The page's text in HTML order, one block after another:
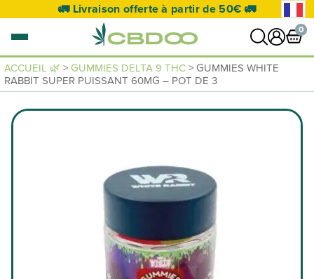
🚛 Livraison offerte à partir de 50€ 🚛
0
ACCUEIL 🌿 > GUMMIES DELTA 9 THC > GUMMIES WHITE
RABBIT SUPER PUISSANT 60MG – POT DE 3